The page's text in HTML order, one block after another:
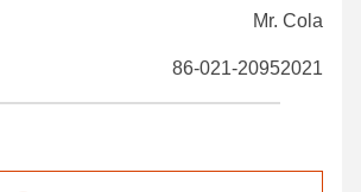
Mr. Cola
86-021-20952021